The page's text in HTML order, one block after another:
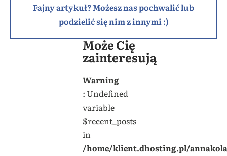
Fajny artykuł? Możesz nas pochwalić lub
podzielić się nim z innymi :)
Może Cię
zainteresują
Warning
: Undefined
variable
$recent_posts
in
/home/klient.dhosting.pl/